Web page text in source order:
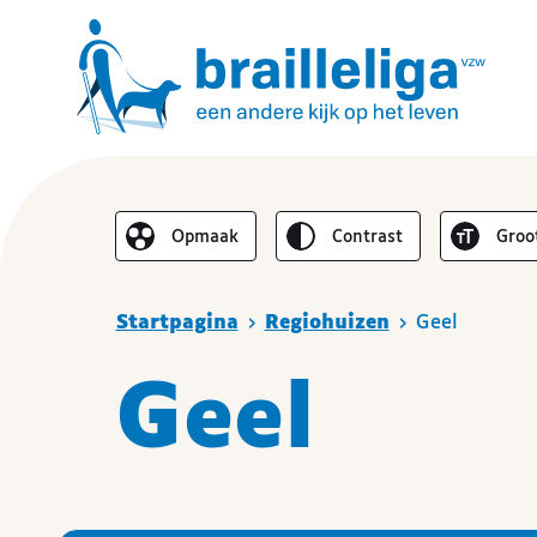
Opmaak
De lay-out vereenvoudigen
Omgekeerd
contrast
Je bent hier
Startpagina Regiohuizen Geel
Geel